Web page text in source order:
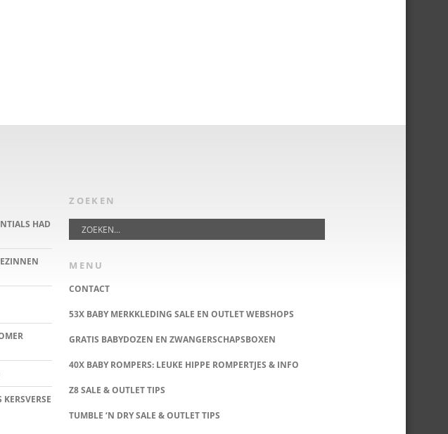
HAD
ZOEKEN
MENU
CONTACT
53X BABY MERKKLEDING SALE EN OUTLET WEBSHOPS
GRATIS BABYDOZEN EN ZWANGERSCHAPSBOXEN
40X BABY ROMPERS: LEUKE HIPPE ROMPERTJES & INFO
Z8 SALE & OUTLET TIPS
TUMBLE ‘N DRY SALE & OUTLET TIPS